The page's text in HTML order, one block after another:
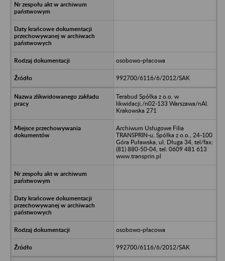
osobowo-płacowa
992700/6116/6/2012/SAK
Terabud Spółka z o.o. w
likwidacji,/n02-133 Warszawa/nAl.
Krakowska 271
Archiwum Usługowe Filia
TRANSPRIN-u, Spółka z o.o., 24-100
Góra Puławska, ul. Długa 34, tel/fax:
(81) 880-50-04, tel: 0609 481 613
www.transprin.pl
osobowo-płacowa
992700/6116/6/2012/SAK